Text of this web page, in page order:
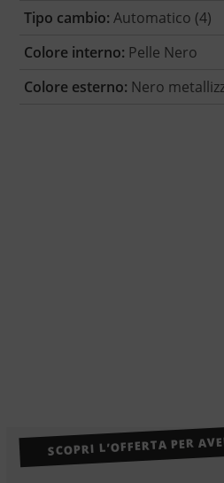
Tipo cambio: Automatico (4)
Colore interno: Pelle Nero
Colore esterno: Nero
SCOPRI L’OFFERTA PER